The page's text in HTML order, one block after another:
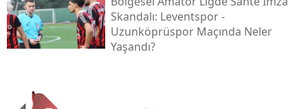
Skandalı: Leventspor -
Uzunköprüspor Maçında Neler
Yaşandı?